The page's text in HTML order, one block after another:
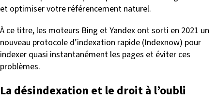
et optimiser votre référencement naturel.
À ce titre, les moteurs Bing et Yandex ont sorti en 2021 un
nouveau protocole d’indexation rapide (Indexnow) pour
indexer quasi instantanément les pages et éviter ces
problèmes.
La désindexation et le droit à l’oubli